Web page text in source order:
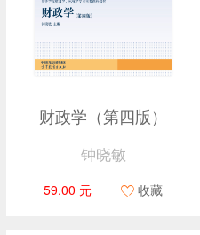
财政学（第四版）
钟晓敏
59.00 元 收藏